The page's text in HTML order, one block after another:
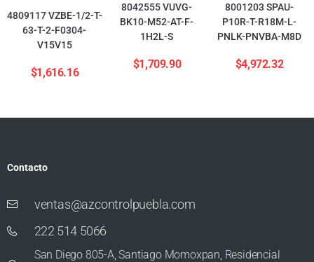
4809117 VZBE-1/2-T-
63-T-2-F0304-
V15V15
$1,616.16
8042555 VUVG-
BK10-M52-AT-F-
1H2L-S
$1,709.90
8001203 SPAU-
P10R-T-R18M-L-
PNLK-PNVBA-M8D
$4,972.32
Contacto
ventas@azcontrolpuebla.com
222 514 5066
San Diego 805-A, Santiago Momoxpan, Residencial